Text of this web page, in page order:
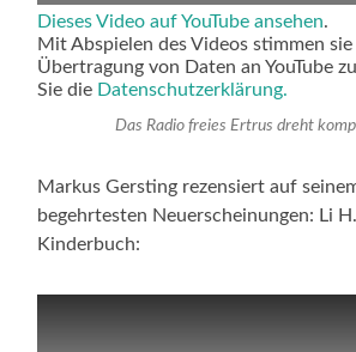
Dieses Video auf YouTube ansehen.
Mit Abspielen des Videos stimmen
Übertragung von Daten an YouTube
Sie die Datenschutzerklärung.
Das Radio freies Ertrus dreht
Markus Gersting rezensiert auf
begehrtesten Neuerscheinungen: Li
Kinderbuch: